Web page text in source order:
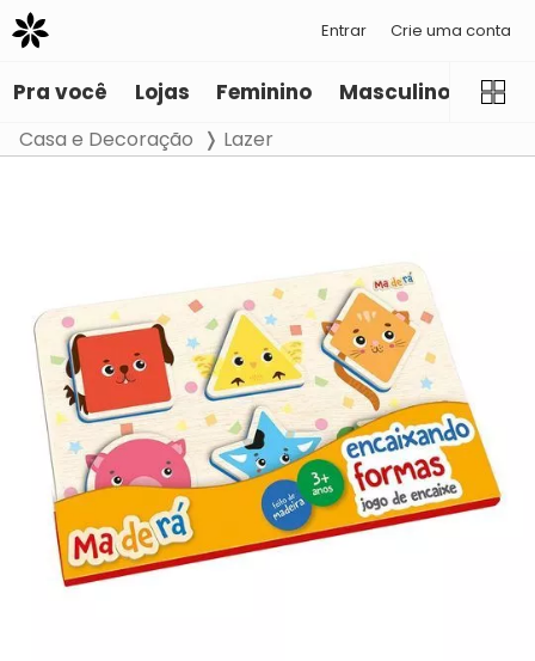
Entrar Crie uma conta
Pra você Lojas Feminino Masculino
Casa e Decoração Lazer